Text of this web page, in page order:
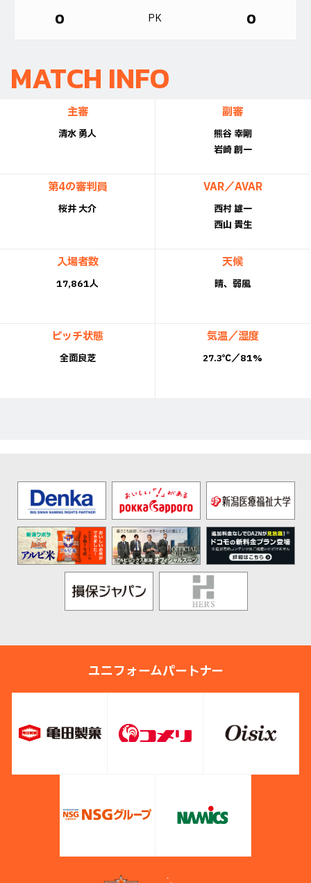
0
PK 0
MATCH INFO
主審
清水 勇人
副審
熊谷 幸剛
岩崎 創一
第4の審判員
桜井 大介
VAR／AVAR
西村 雄一
西山 貴生
入場者数
17,861人
天候
晴、弱風
ピッチ状態
全面良芝
気温／湿度
27.3℃／81%
ユニフォームパートナー